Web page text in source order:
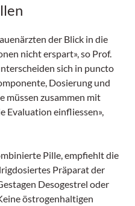
der Blick in die
nicht erspart», so Prof.
sich in puncto
Dosierung und
müssen zusammen mit
Evaluation einfliessen»,
Pille, empfiehlt die
Präparat der
Desogestrel oder
östrogenhaltigen